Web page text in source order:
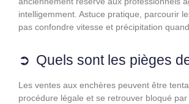
intelligemment. Astuce pratique, parcourir
pas confondre vitesse et précipitation
Quels sont les pièges
Les ventes aux enchères peuvent être
procédure légale et se retrouver bloqué